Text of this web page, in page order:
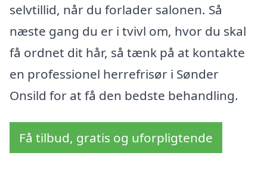
selvtillid, når du forlader salonen. Så
næste gang du er i tvivl om, hvor du skal
få ordnet dit hår, så tænk på at kontakte
en professionel herrefrisør i Sønder
Onsild for at få den bedste behandling.
Få tilbud, gratis og uforpligtende